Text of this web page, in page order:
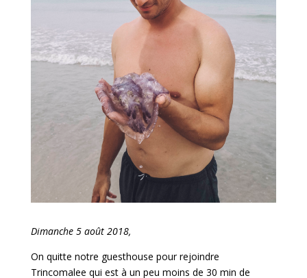
Dimanche 5 août 2018,
On quitte notre guesthouse pour rejoindre
Trincomalee qui est à un peu moins de 30 min de